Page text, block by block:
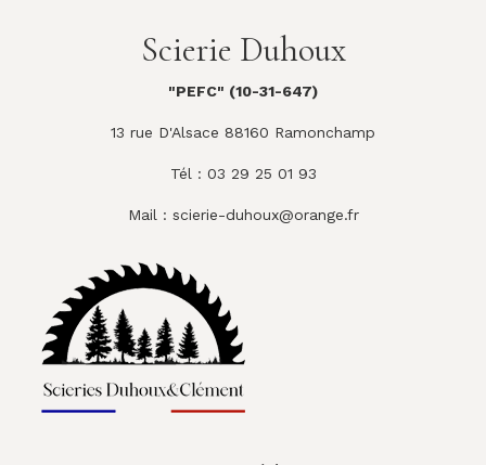
Scierie Duhoux
"PEFC" (10-31-647)
13 rue D'Alsace 88160 Ramonchamp
Tél : 03 29 25 01 93
Mail : scierie-duhoux@orange.fr